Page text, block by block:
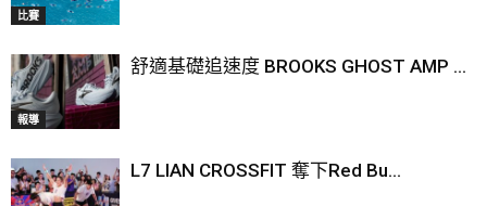
比賽
報導
舒適基礎追速度 BROOKS GHOST AMP ...
L7 LIAN CROSSFIT 奪下Red Bu...